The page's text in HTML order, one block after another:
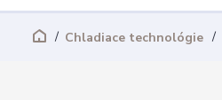
Chladiace technológie